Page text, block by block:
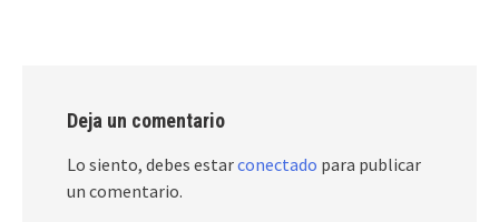
Deja un comentario
Lo siento, debes estarconectado para publicar
un comentario.